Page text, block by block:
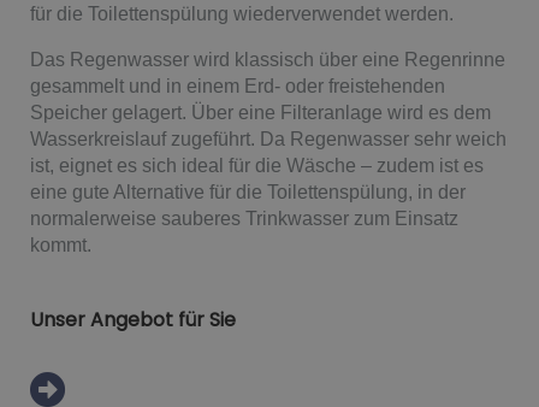
für die Toilettenspülung wiederverwendet werden.
Das Regenwasser wird klassisch über eine Regenrinne
gesammelt und in einem Erd- oder freistehenden
Speicher gelagert. Über eine Filteranlage wird es dem
Wasserkreislauf zugeführt. Da Regenwasser sehr weich
ist, eignet es sich ideal für die Wäsche – zudem ist es
eine gute Alternative für die Toilettenspülung, in der
normalerweise sauberes Trinkwasser zum Einsatz
kommt.
Unser Angebot für Sie